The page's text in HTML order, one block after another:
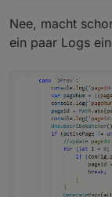
Nee, macht
ein paar Logs